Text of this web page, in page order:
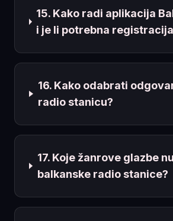
15. Kako radi aplikacija
i je li potrebna
16. Kako odabrati
radio stanicu?
17. Koje žanrove glazbe
balkanske radio stanice?